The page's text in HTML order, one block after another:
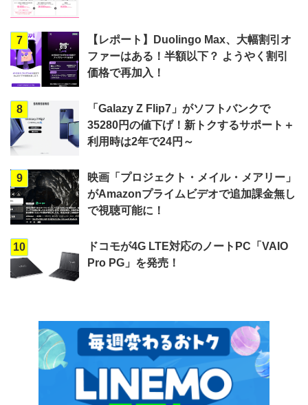
7
【レポート】Duolingo Max、大幅割引オ
ファーはある！半額以下？ ようやく割引
価格で再加入！
8
「Galazy Z Flip7」がソフトバンクで
35280円の値下げ！新トクするサポート＋
利用時は2年で24円～
9
映画「プロジェクト・メイル・メアリー」
がAmazonプライムビデオで追加課金無し
で視聴可能に！
10
ドコモが4G LTE対応のノートPC「VAIO
Pro PG」を発売！